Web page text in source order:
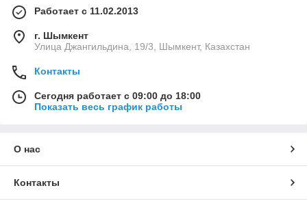
Работает с 11.02.2013
г. Шымкент
Улица Джангильдина, 19/3, Шымкент, Казахстан
Контакты
Сегодня работает с 09:00 до 18:00
Показать весь график работы
О нас
Контакты